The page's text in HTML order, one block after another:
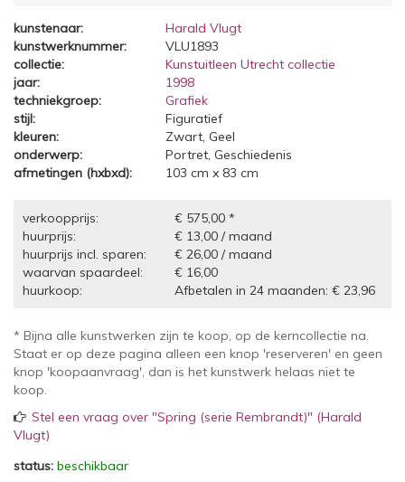
kunstenaar:
Harald Vlugt
kunstwerknummer:
VLU1893
collectie:
Kunstuitleen Utrecht collectie
jaar:
1998
techniekgroep:
Grafiek
stijl:
Figuratief
kleuren:
Zwart, Geel
onderwerp:
Portret, Geschiedenis
afmetingen (hxbxd):
103 cm x 83 cm
verkoopprijs:
€ 575,00 *
huurprijs:
€ 13,00 / maand
huurprijs incl. sparen:
€ 26,00 / maand
waarvan spaardeel:
€ 16,00
huurkoop:
Afbetalen in 24 maanden: € 23,96
* Bijna alle kunstwerken zijn te koop, op de kerncollectie na.
Staat er op deze pagina alleen een knop 'reserveren' en geen
knop 'koopaanvraag', dan is het kunstwerk helaas niet te
koop.
Stel een vraag over "Spring (serie Rembrandt)" (Harald
Vlugt)
status: beschikbaar